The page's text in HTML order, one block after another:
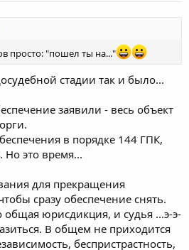
просто: "пошел ты на..."
стадии так и было...
заявили - весь объект
в порядке 144 ГПК,
Но это время...
для прекращения
сразу обеспечение снять.
общая юрисдикция, и судья ...э-э-
В общем не приходится
беспристрастность,